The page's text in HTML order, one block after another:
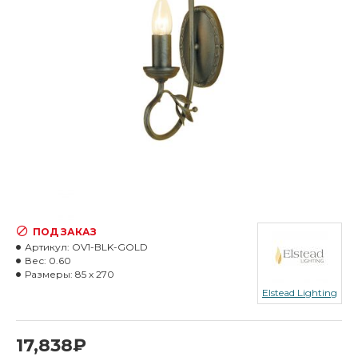
17,838₽
ПОД ЗАКАЗ
Артикул: OV1-BLK-GOLD
Вес: 0.60
Размеры: 85 x 270
Elstead Lighting